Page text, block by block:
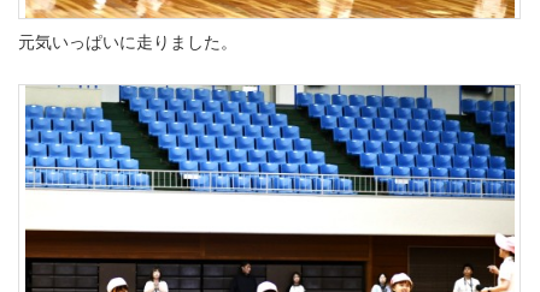
元気いっぱいに走りました。